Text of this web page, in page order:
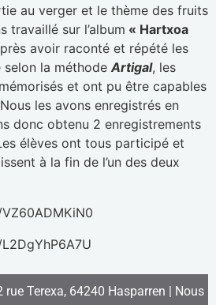
au verger et le thème des fruits
travaillé sur l’album « Hartxoa
avoir raconté et répété les
selon la méthodeArtigal, les
et ont pu être capables
les avons enregistrés en
donc obtenu 2 enregistrements
élèves ont tous participé et
à la fin de l’un des deux
rue Terexa, 64240 Hasparren | Nous